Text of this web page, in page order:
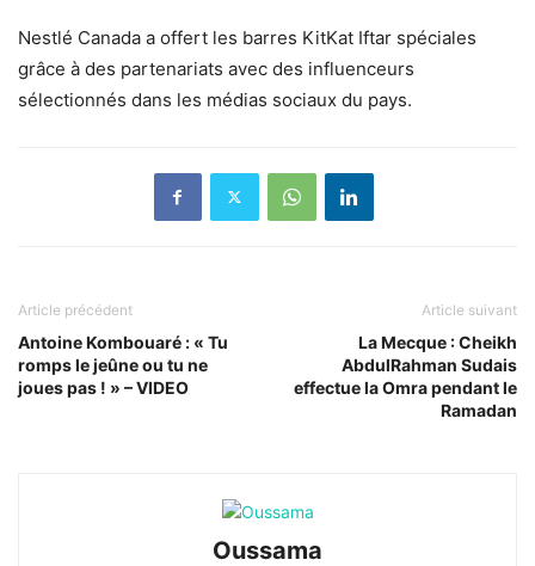
Nestlé Canada a offert les barres KitKat Iftar spéciales
grâce à des partenariats avec des influenceurs
sélectionnés dans les médias sociaux du pays.
Article précédent
Antoine Kombouaré : « Tu
romps le jeûne ou tu ne
joues pas ! » – VIDEO
Article suivant
La Mecque : Cheikh
AbdulRahman Sudais
effectue la Omra pendant le
Ramadan
Oussama